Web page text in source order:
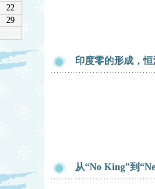
印度零的形成，
从“No King”到